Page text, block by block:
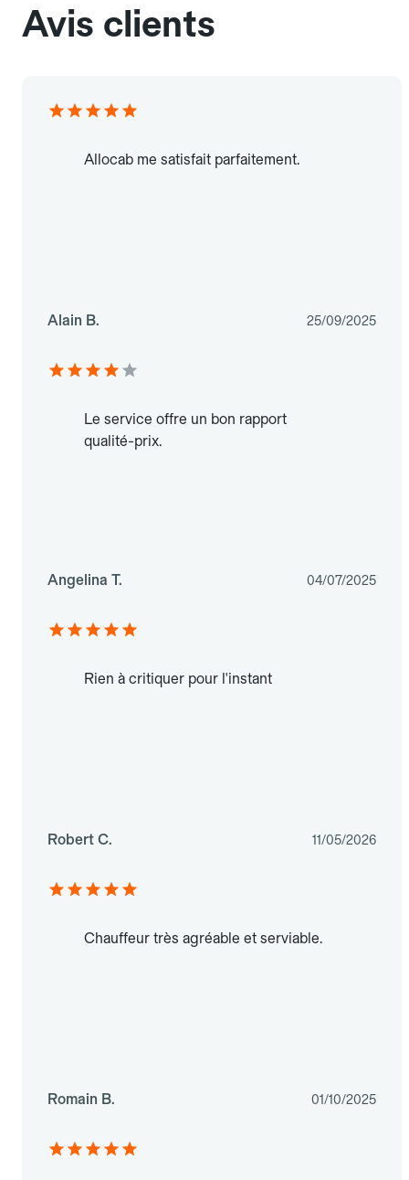
Avis clients
Allocab me satisfait parfaitement.
Alain B. 25/09/2025
Le service offre un bon rapport
qualité-prix.
Angelina T. 04/07/2025
Rien à critiquer pour l'instant
Robert C. 11/05/2026
Chauffeur très agréable et serviable.
Romain B. 01/10/2025